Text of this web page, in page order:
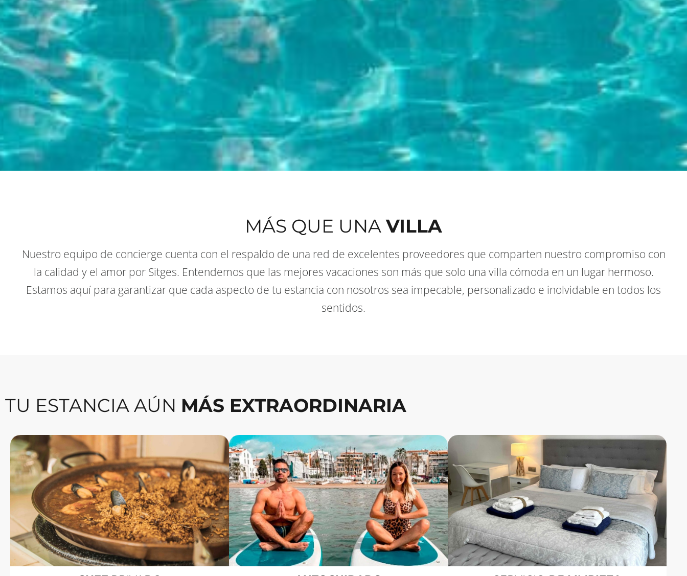
MÁS QUE UNA VILLA
Nuestro equipo de concierge cuenta con el respaldo de una red de excelentes proveedores que comparten nuestro compromiso con
la calidad y el amor por Sitges. Entendemos que las mejores vacaciones son más que solo una villa cómoda en un lugar hermoso.
Estamos aquí para garantizar que cada aspecto de tu estancia con nosotros sea impecable, personalizado e inolvidable en todos los
sentidos.
TU ESTANCIA AÚN MÁS EXTRAORDINARIA